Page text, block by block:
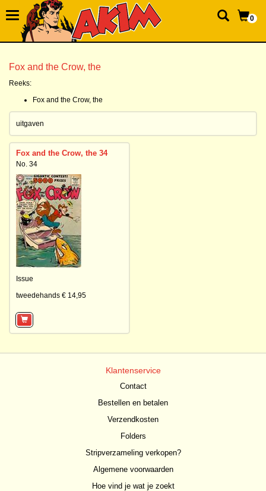
0
Fox and the Crow, the
Reeks:
Fox and the Crow, the
uitgaven
Fox and the Crow, the 34
No. 34
Issue
tweedehands € 14,95
Klantenservice
Contact
Bestellen en betalen
Verzendkosten
Folders
Stripverzameling verkopen?
Algemene voorwaarden
Hoe vind je wat je zoekt